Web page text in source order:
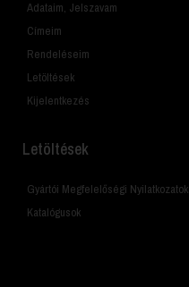
Adataim, Jelszavam
Címeim
Rendeléseim
Letöltések
Kijelentkezés
Letöltések
Gyártói Megfelelőségi Nyilatkozatok
Katalógusok